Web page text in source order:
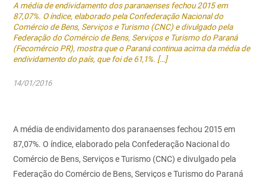
A média de endividamento dos paranaenses fechou 2015 em
87,07%. O índice, elaborado pela Confederação Nacional do
Comércio de Bens, Serviços e Turismo (CNC) e divulgado pela
Federação do Comércio de Bens, Serviços e Turismo do Paraná
(Fecomércio PR), mostra que o Paraná continua acima da média de
endividamento do país, que foi de 61,1%. […]
14/01/2016
A média de endividamento dos paranaenses fechou 2015 em
87,07%. O índice, elaborado pela Confederação Nacional do
Comércio de Bens, Serviços e Turismo (CNC) e divulgado pela
Federação do Comércio de Bens, Serviços e Turismo do Paraná